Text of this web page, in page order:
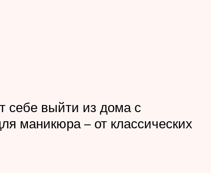
себе выйти из дома с
маникюра – от классических